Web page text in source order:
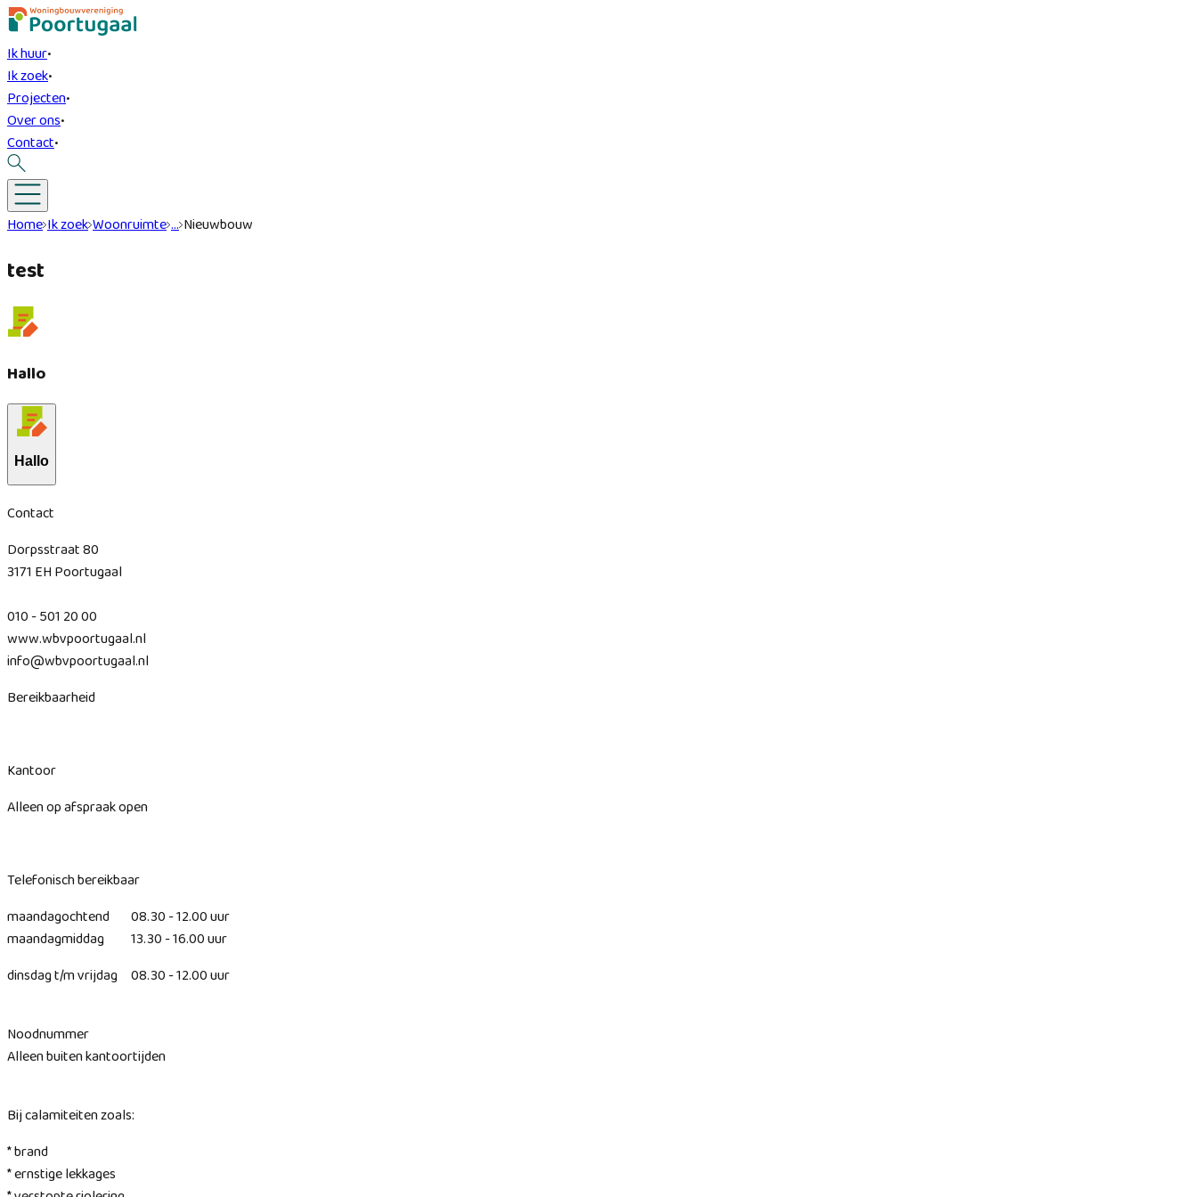
Ik huur•
Ik zoek•
Projecten•
Over ons•
Contact•
Home Ik zoek Woonruimte … Nieuwbouw
test
Hallo
Hallo
Contact
Dorpsstraat 80
3171 EH Poortugaal
010 - 501 20 00
www.wbvpoortugaal.nl
info@wbvpoortugaal.nl
Bereikbaarheid
Kantoor
Alleen op afspraak open
Telefonisch bereikbaar
maandagochtend 08.30 - 12.00 uur
maandagmiddag 13.30 - 16.00 uur
dinsdag t/m vrijdag 08.30 - 12.00 uur
Noodnummer
Alleen buiten kantoortijden
Bij calamiteiten zoals:
* brand
* ernstige lekkages